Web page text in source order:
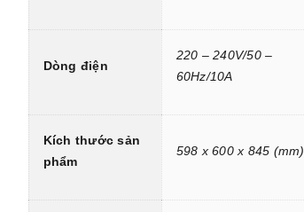
Dòng điện
220 – 240V/50 –
60Hz/10A
Kích thước sản
phẩm
598 x 600 x 845 (mm)